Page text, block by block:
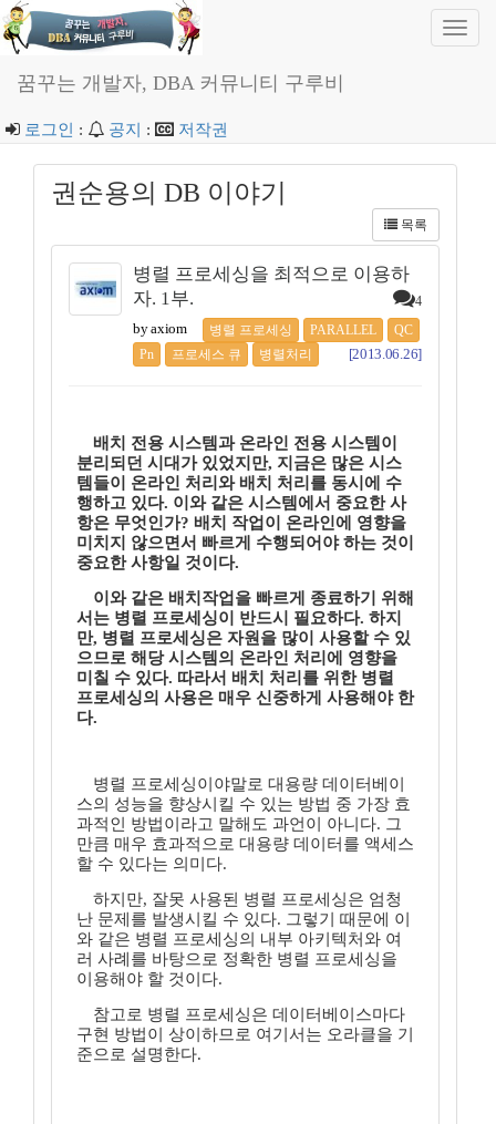
꿈꾸는 개발자, DBA 커뮤니티 구루비
로그인 : 공지 : 저작권
권순용의 DB 이야기
목록
병렬 프로세싱을 최적으로 이용하
자. 1부.
4
by axiom 병렬 프로세싱 PARALLEL
QC
Pn
프로세스 큐 병렬처리 [2013.06.26]
배치 전용 시스템과 온라인 전용 시스템이
분리되던 시대가 있었지만, 지금은 많은 시스
템들이 온라인 처리와 배치 처리를 동시에 수
행하고 있다. 이와 같은 시스템에서 중요한 사
항은 무엇인가? 배치 작업이 온라인에 영향을
미치지 않으면서 빠르게 수행되어야 하는 것이
중요한 사항일 것이다.
이와 같은 배치작업을 빠르게 종료하기 위해
서는 병렬 프로세싱이 반드시 필요하다. 하지
만, 병렬 프로세싱은 자원을 많이 사용할 수 있
으므로 해당 시스템의 온라인 처리에 영향을
미칠 수 있다. 따라서 배치 처리를 위한 병렬
프로세싱의 사용은 매우 신중하게 사용해야 한
다.
병렬 프로세싱이야말로 대용량 데이터베이
스의 성능을 향상시킬 수 있는 방법 중 가장 효
과적인 방법이라고 말해도 과언이 아니다. 그
만큼 매우 효과적으로 대용량 데이터를 액세스
할 수 있다는 의미다.
하지만, 잘못 사용된 병렬 프로세싱은 엄청
난 문제를 발생시킬 수 있다. 그렇기 때문에 이
와 같은 병렬 프로세싱의 내부 아키텍처와 여
러 사례를 바탕으로 정확한 병렬 프로세싱을
이용해야 할 것이다.
참고로 병렬 프로세싱은 데이터베이스마다
구현 방법이 상이하므로 여기서는 오라클을 기
준으로 설명한다.